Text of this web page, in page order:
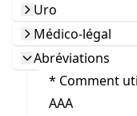
Uro
Médico-légal
Abréviations
* Comment
AAA